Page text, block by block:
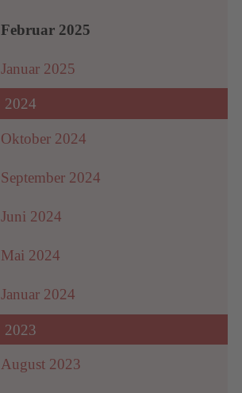
Februar 2025
Januar 2025
2024
Oktober 2024
September 2024
Juni 2024
Mai 2024
Januar 2024
2023
August 2023